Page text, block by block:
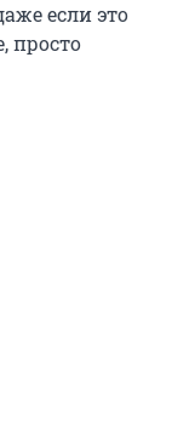
если это
просто